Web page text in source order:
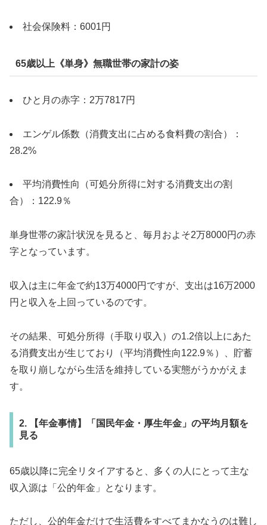
社会保険料：6001円
65歳以上《単身》無職世帯の家計の姿
ひと月の赤字：2万7817円
エンゲル係数（消費支出に占める食料費の割合）：
28.2%
平均消費性向（可処分所得に対する消費支出の割
合）：122.9％
単身世帯の家計状況を見ると、毎月およそ2万8000円の赤
字となっています。
収入は主に年金で約13万4000円ですが、支出は16万2000
円と収入を上回っているのです。
その結果、可処分所得（手取り収入）の1.2倍以上にあた
る消費支出が生じており（平均消費性向122.9％）、貯蓄
を取り崩しながら生活を維持している実態がうかがえま
す。
2. 【年金事情】「国民年金・厚生年金」の平均月額を
見る
65歳以降に完全リタイアすると、多くの人にとって主な
収入源は「公的年金」となります。
ただし、公的年金だけで生活費をすべてまかなうのは難し